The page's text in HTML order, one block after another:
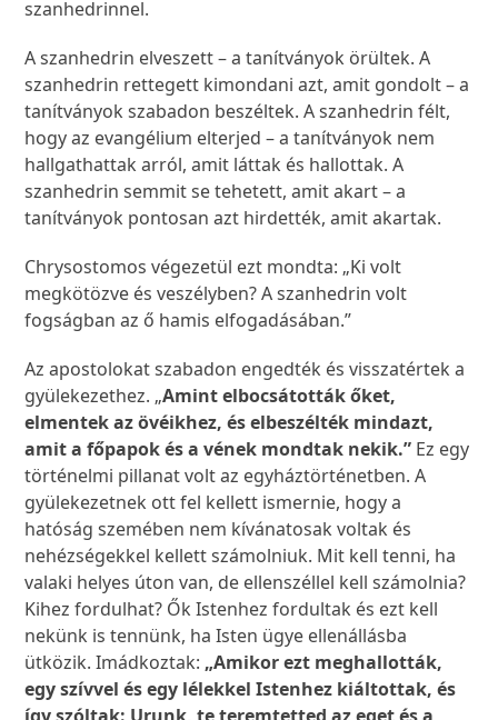
szanhedrinnel.
A szanhedrin elveszett – a tanítványok örültek. A
szanhedrin rettegett kimondani azt, amit gondolt – a
tanítványok szabadon beszéltek. A szanhedrin félt,
hogy az evangélium elterjed – a tanítványok nem
hallgathattak arról, amit láttak és hallottak. A
szanhedrin semmit se tehetett, amit akart – a
tanítványok pontosan azt hirdették, amit akartak.
Chrysostomos végezetül ezt mondta: „Ki volt
megkötözve és veszélyben? A szanhedrin volt
fogságban az ő hamis elfogadásában.”
Az apostolokat szabadon engedték és visszatértek a
gyülekezethez. „Amint elbocsátották őket,
elmentek az övéikhez, és elbeszélték mindazt,
amit a főpapok és a vének mondtak nekik.” Ez egy
történelmi pillanat volt az egyháztörténetben. A
gyülekezetnek ott fel kellett ismernie, hogy a
hatóság szemében nem kívánatosak voltak és
nehézségekkel kellett számolniuk. Mit kell tenni, ha
valaki helyes úton van, de ellenszéllel kell számolnia?
Kihez fordulhat? Ők Istenhez fordultak és ezt kell
nekünk is tennünk, ha Isten ügye ellenállásba
ütközik. Imádkoztak: „Amikor ezt meghallották,
egy szívvel és egy lélekkel Istenhez kiáltottak, és